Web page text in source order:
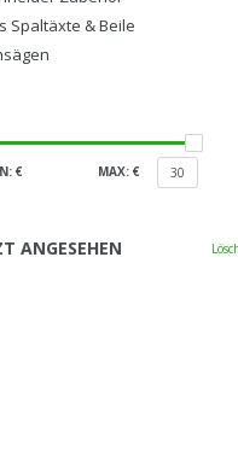
Spaltäxte & Beile
€ MAX: € 30
ANGESEHEN